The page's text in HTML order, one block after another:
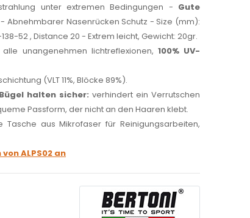
unter extremen Bedingungen - Gute
Abnehmbarer Nasenrücken Schutz - Size (mm):
52 , Distance 20 - Extrem leicht, Gewicht: 20gr.
unangenehmen lichtreflexionen, 100% UV-
(VLT 11%, Blöcke 89%).
halten sicher: verhindert ein Verrutschen
Passform, der nicht an den Haaren klebt.
aus Mikrofaser für Reinigungsarbeiten,
ALPS02 an